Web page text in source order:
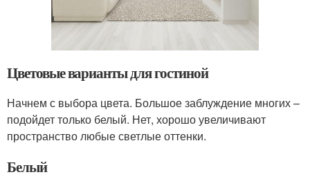
Цветовые варианты для гостиной
Начнем с выбора цвета. Большое заблуждение многих –
подойдет только белый. Нет, хорошо увеличивают
пространство любые светлые оттенки.
Белый